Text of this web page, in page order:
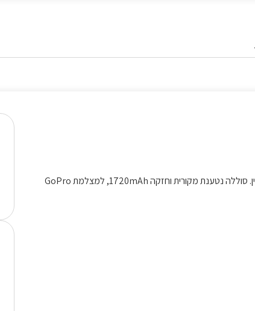
סוללה חלופית בנוסף לסוללה הקיימת למקרה שנתקעים ללא מטען או יכולת להטעין. סוללה נטענת מקורית וחזקה 1720mAh, למצלמת GoPro